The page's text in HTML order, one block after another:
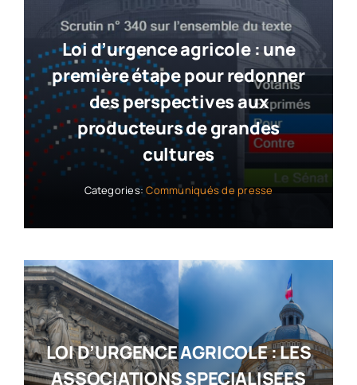
Loi d’urgence agricole : une
première étape pour redonner
des perspectives aux
producteurs de grandes
cultures
Categories:Communiqués de presse
LOI D’URGENCE AGRICOLE : LES
ASSOCIATIONS SPECIALISEES